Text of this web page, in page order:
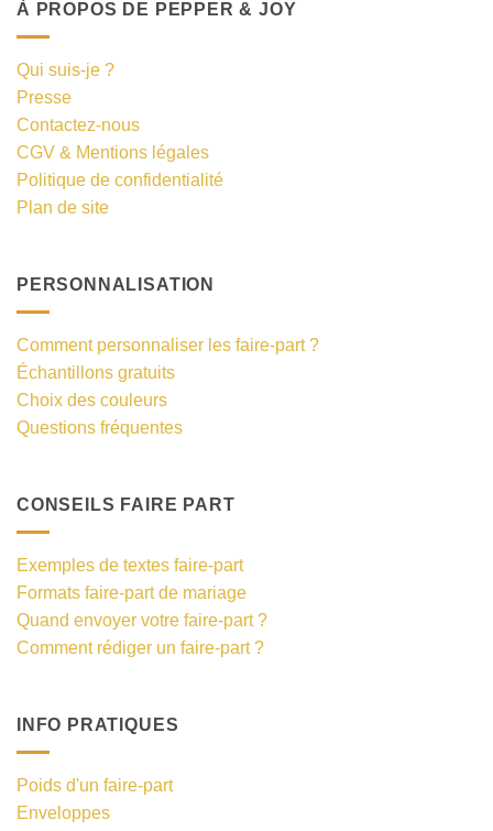
À PROPOS DE PEPPER & JOY
Qui suis-je ?
Presse
Contactez-nous
CGV & Mentions légales
Politique de confidentialité
Plan de site
PERSONNALISATION
Comment personnaliser les faire-part ?
Échantillons gratuits
Choix des couleurs
Questions fréquentes
CONSEILS FAIRE PART
Exemples de textes faire-part
Formats faire-part de mariage
Quand envoyer votre faire-part ?
Comment rédiger un faire-part ?
INFO PRATIQUES
Poids d'un faire-part
Enveloppes